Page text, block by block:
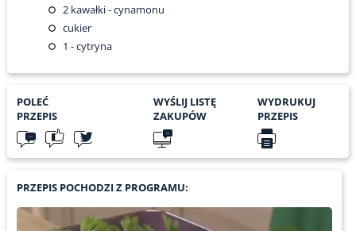
2kawałki - cynamonu
cukier
1 - cytryna
POLEĆ
PRZEPIS
WYŚLIJ LISTĘ
ZAKUPÓW
WYDRUKUJ
PRZEPIS
PRZEPIS POCHODZI Z PROGRAMU: